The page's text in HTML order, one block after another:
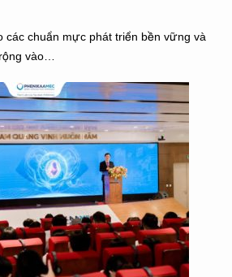
các chuẩn mực phát triển bền vững và
vào…